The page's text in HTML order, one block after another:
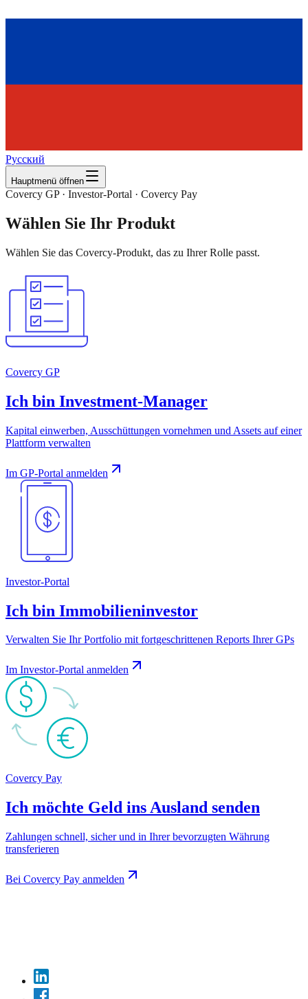
Русский
Hauptmenü öffnen
Covercy GP · Investor‑Portal · Covercy Pay
Wählen Sie Ihr Produkt
Wählen Sie das Covercy‑Produkt, das zu Ihrer Rolle passt.
Covercy GP
Ich bin Investment‑Manager
Kapital einwerben, Ausschüttungen vornehmen und Assets auf einer
Plattform verwalten
Im GP‑Portal anmelden
Investor‑Portal
Ich bin Immobilieninvestor
Verwalten Sie Ihr Portfolio mit fortgeschrittenen Reports Ihrer GPs
Im Investor‑Portal anmelden
Covercy Pay
Ich möchte Geld ins Ausland senden
Zahlungen schnell, sicher und in Ihrer bevorzugten Währung
transferieren
Bei Covercy Pay anmelden